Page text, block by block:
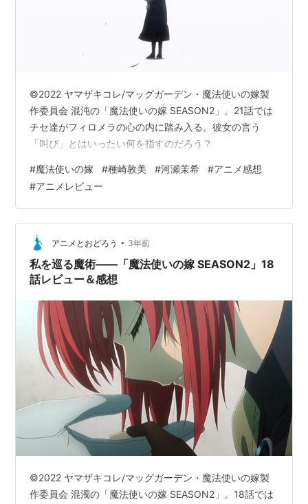
©2022 ヤマザキコレ/マッグガーデン・魔法使いの嫁製
作委員会 混沌の「魔法使いの嫁 SEASON2」。21話では
チセ達がフィロメラの心の内に踏み入る。彼女の言う
「叫び」とはいったい何を指すのだろう？
#魔法使いの嫁 #種崎敦美 #河瀬茉希 #アニメ感想
#アニメレビュー
アニメとおどろう • 3年前
私を巡る魔術――「魔法使いの嫁 SEASON2」18
話レビュー＆感想
©2022 ヤマザキコレ/マッグガーデン・魔法使いの嫁製
作委員会 混濁の「魔法使いの嫁 SEASON2」。18話では